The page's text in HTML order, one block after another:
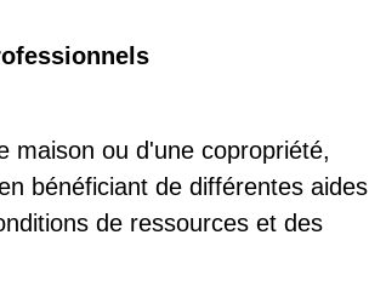
maison ou d'une copropriété,
bénéficiant de différentes aides
de ressources et des